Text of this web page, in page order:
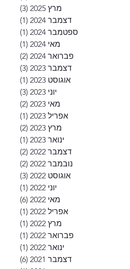
מרץ 2025
(3)
דצמבר 2024
(1)
ספטמבר 2024
(1)
מאי 2024
(1)
פברואר 2024
(2)
דצמבר 2023
(3)
אוגוסט 2023
(1)
יוני 2023
(3)
מאי 2023
(2)
אפריל 2023
(1)
מרץ 2023
(2)
ינואר 2023
(1)
דצמבר 2022
(2)
נובמבר 2022
(2)
אוגוסט 2022
(3)
יוני 2022
(1)
מאי 2022
(6)
אפריל 2022
(1)
מרץ 2022
(1)
פברואר 2022
(1)
ינואר 2022
(1)
דצמבר 2021
(6)